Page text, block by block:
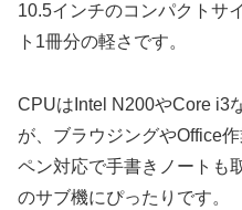
10.5インチのコンパクトサ
ト1冊分の軽さです。
CPUはIntel N200やCore i3
が、ブラウジングやOffice作
ペン対応で手書きノートも
のサブ機にぴったりです。